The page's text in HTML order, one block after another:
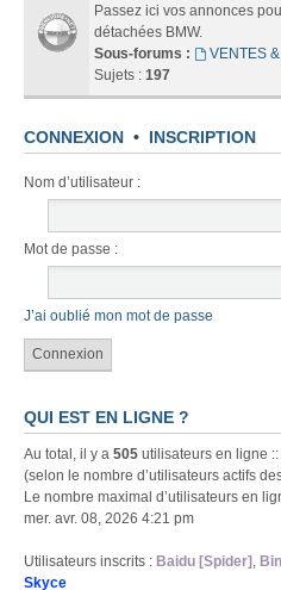
Passez ici vos annonces
détachées BMW.
Sous-forums :
VENTES
Sujets : 197
CONNEXION • INSCRIPTION
Nom d’utilisateur :
Mot de passe :
J’ai oublié mon mot de passe
QUI EST EN LIGNE ?
Au total, il y a 505 utilisateurs en ligne
(selon le nombre d’utilisateurs actifs
Le nombre maximal d’utilisateurs en
mer. avr. 08, 2026 4:21 pm
Utilisateurs inscrits : Baidu [Spider],
Skyce